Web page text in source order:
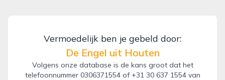
Vermoedelijk ben je gebeld door:
De Engel uit Houten
Volgens onze database is de kans groot dat het
telefoonnummer 0306371554 of +31 30 637 1554 van